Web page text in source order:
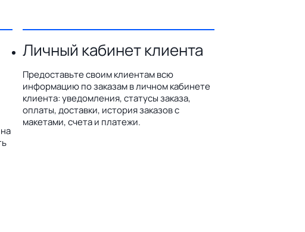
Личный кабинет клиента
Предоставьте своим клиентам всю
информацию по заказам в личном кабинете
клиента: уведомления, статусы заказа,
оплаты, доставки, история заказов с
макетами, счета и платежи.